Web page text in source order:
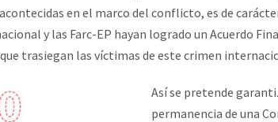
en el marco del conflicto, es de
y las Farc-EP hayan logrado un Acuerdo
trasiegan las víctimas de este crimen
Así se pretende
permanencia de una